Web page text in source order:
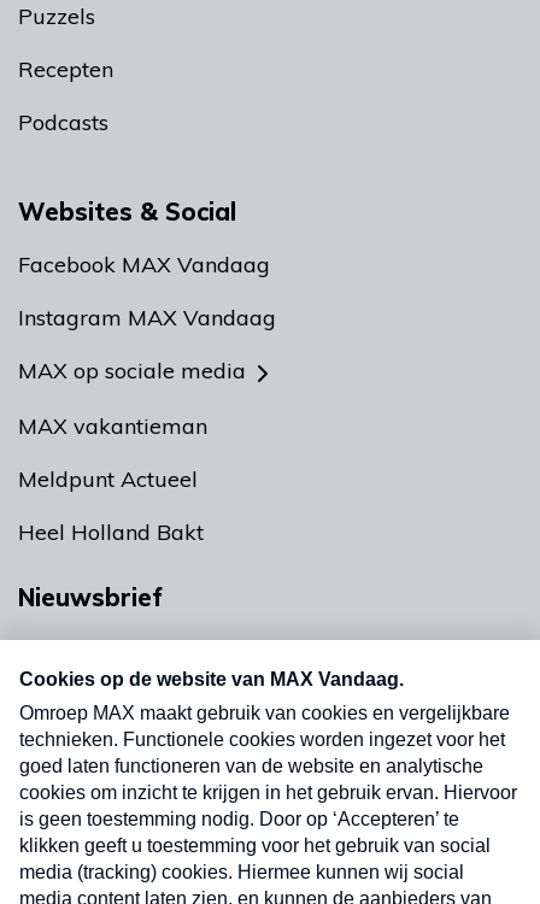
Puzzels
Recepten
Podcasts
Websites & Social
Facebook MAX Vandaag
Instagram MAX Vandaag
MAX op sociale media
MAX vakantieman
Meldpunt Actueel
Heel Holland Bakt
Nieuwsbrief
nieuwsbrief. Elke vrijdag- en dinsdagochtend in
uw mailbox.
Verzend